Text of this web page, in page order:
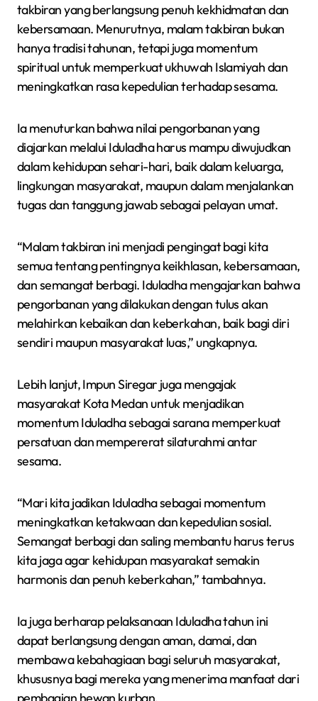
takbiran yang berlangsung penuh kekhidmatan dan
kebersamaan. Menurutnya, malam takbiran bukan
hanya tradisi tahunan, tetapi juga momentum
spiritual untuk memperkuat ukhuwah Islamiyah dan
meningkatkan rasa kepedulian terhadap sesama.
Ia menuturkan bahwa nilai pengorbanan yang
diajarkan melalui Iduladha harus mampu diwujudkan
dalam kehidupan sehari-hari, baik dalam keluarga,
lingkungan masyarakat, maupun dalam menjalankan
tugas dan tanggung jawab sebagai pelayan umat.
“Malam takbiran ini menjadi pengingat bagi kita
semua tentang pentingnya keikhlasan, kebersamaan,
dan semangat berbagi. Iduladha mengajarkan bahwa
pengorbanan yang dilakukan dengan tulus akan
melahirkan kebaikan dan keberkahan, baik bagi diri
sendiri maupun masyarakat luas,” ungkapnya.
Lebih lanjut, Impun Siregar juga mengajak
masyarakat Kota Medan untuk menjadikan
momentum Iduladha sebagai sarana memperkuat
persatuan dan mempererat silaturahmi antar
sesama.
“Mari kita jadikan Iduladha sebagai momentum
meningkatkan ketakwaan dan kepedulian sosial.
Semangat berbagi dan saling membantu harus terus
kita jaga agar kehidupan masyarakat semakin
harmonis dan penuh keberkahan,” tambahnya.
Ia juga berharap pelaksanaan Iduladha tahun ini
dapat berlangsung dengan aman, damai, dan
membawa kebahagiaan bagi seluruh masyarakat,
khususnya bagi mereka yang menerima manfaat dari